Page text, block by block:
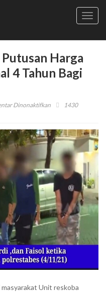
Harga
4 Tahun Bagi
Dinonaktifkanpada
Janjikan
Putusan
Harga
Persaudaraan
Minimal
4
Tahun
Bagi
Pengedar
Sabu
1430
Unit reskoba